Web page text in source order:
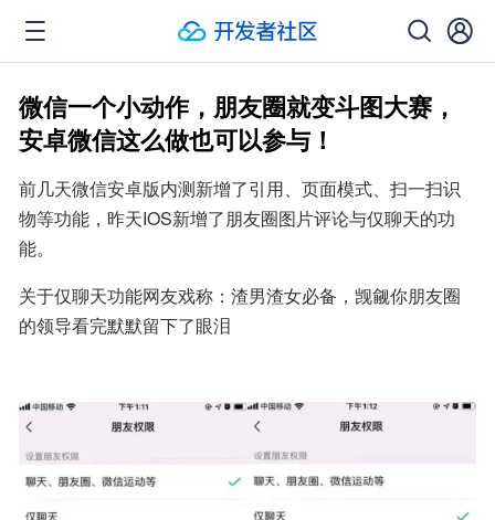
微信一个小动作，朋友圈就变斗图大赛，
安卓微信这么做也可以参与！
前几天微信安卓版内测新增了引用、页面模式、扫一扫识
物等功能，昨天IOS新增了朋友圈图片评论与仅聊天的功
能。
关于仅聊天功能网友戏称：渣男渣女必备，觊觎你朋友圈
的领导看完默默留下了眼泪